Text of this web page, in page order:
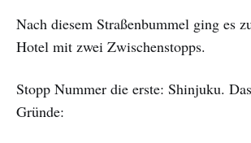
Nach diesem Straßenbummel ging es
Hotel mit zwei Zwischenstopps.
Stopp Nummer die erste: Shinjuku.
Gründe: